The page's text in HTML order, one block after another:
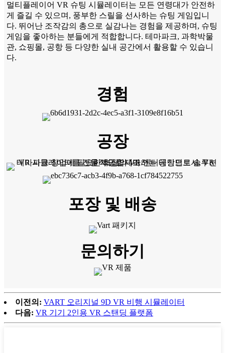
멀티플레이어 VR 슈팅 시뮬레이터는 모든 연령대가 안전하
게 즐길 수 있으며, 풍부한 스릴을 선사하는 슈팅 게임입니
다. 뛰어난 조작감의 총으로 실감나는 경험을 제공하며, 슈팅
게임을 좋아하는 분들에게 적합합니다. 테마파크, 과학박물
관, 쇼핑몰, 공항 등 다양한 실내 공간에서 활용할 수 있습니
다.
경험
공장
포장 및 배송
문의하기
이전의: VART 오리지널 9D VR 비행 시뮬레이터
다음: VR 기기 2인용 VR 스탠딩 플랫폼